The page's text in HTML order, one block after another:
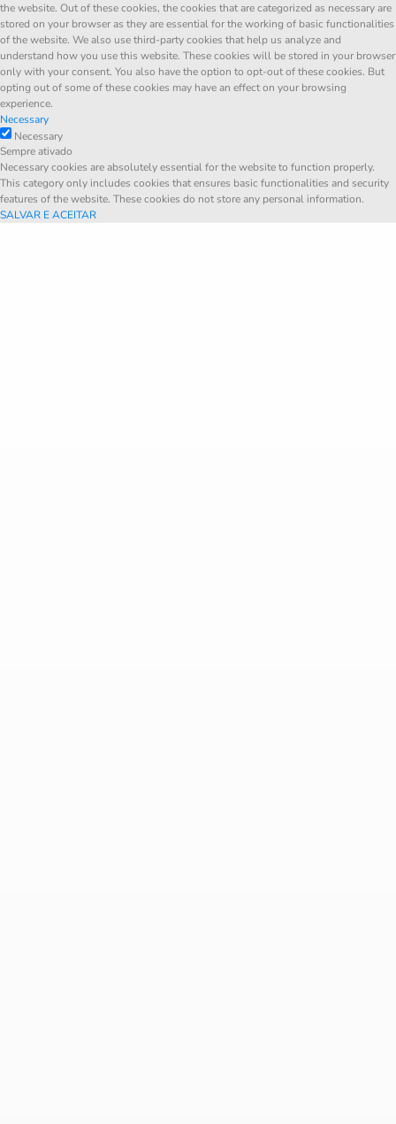
the website. Out of these cookies, the cookies that are categorized as necessary are
stored on your browser as they are essential for the working of basic functionalities
of the website. We also use third-party cookies that help us analyze and
understand how you use this website. These cookies will be stored in your browser
only with your consent. You also have the option to opt-out of these cookies. But
opting out of some of these cookies may have an effect on your browsing
experience.
Necessary
Necessary
Sempre ativado
Necessary cookies are absolutely essential for the website to function properly.
This category only includes cookies that ensures basic functionalities and security
features of the website. These cookies do not store any personal information.
SALVAR E ACEITAR